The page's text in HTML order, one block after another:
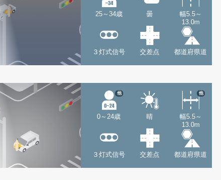
25～34歳 曇
幅5.5～
13.0m
３灯式信号 交差点 都道府県道
0～24歳
他
晴
幅5.5～
13.0m
他
３灯式信号 交差点 都道府県道